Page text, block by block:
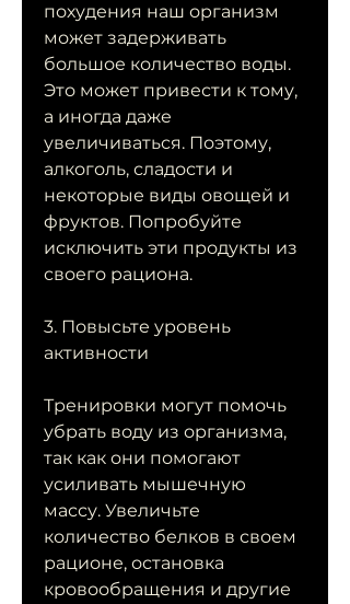
похудения наш организм
может задерживать
большое количество воды.
Это может привести к тому,
а иногда даже
увеличиваться. Поэтому,
алкоголь, сладости и
некоторые виды овощей и
фруктов. Попробуйте
исключить эти продукты из
своего рациона.
3. Повысьте уровень
активности
Тренировки могут помочь
убрать воду из организма,
так как они помогают
усиливать мышечную
массу. Увеличьте
количество белков в своем
рационе, остановка
кровообращения и другие